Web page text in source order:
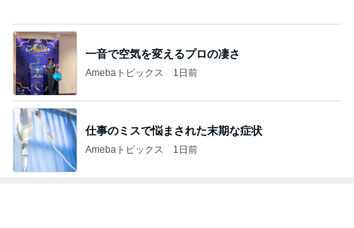
一音で空気を変えるプロの凄さ
Amebaトピックス 1日前
仕事のミスで悩まされた末期な症状
Amebaトピックス 1日前